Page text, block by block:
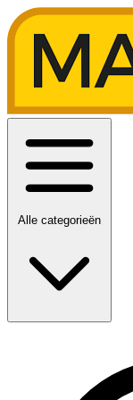
Alle categorieën